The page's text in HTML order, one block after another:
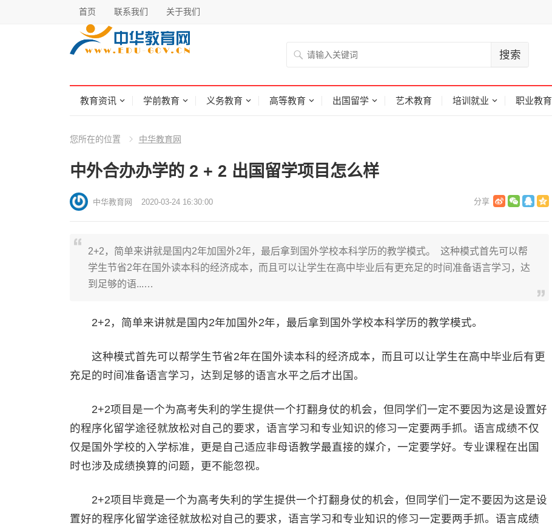
首页 联系我们 关于我们
教育资讯 学前教育 义务教育 高等教育 出国留学 艺术教育 培训就业 职业教育
您所在的位置 中华教育网
中外合办办学的 2 + 2 出国留学项目怎么样
中华教育网 2020-03-24 16:30:00
2+2，简单来讲就是国内2年加国外2年，最后拿到国外学校本科学历的教学模式。 这种模式首先可以帮
学生节省2年在国外读本科的经济成本，而且可以让学生在高中毕业后有更充足的时间准备语言学习，达
到足够的语...…
2+2，简单来讲就是国内2年加国外2年，最后拿到国外学校本科学历的教学模式。
这种模式首先可以帮学生节省2年在国外读本科的经济成本，而且可以让学生在高中毕业后有更
充足的时间准备语言学习，达到足够的语言水平之后才出国。
2+2项目是一个为高考失利的学生提供一个打翻身仗的机会，但同学们一定不要因为这是设置好
的程序化留学途径就放松对自己的要求，语言学习和专业知识的修习一定要两手抓。语言成绩不仅
仅是国外学校的入学标准，更是自己适应非母语教学最直接的媒介，一定要学好。专业课程在出国
时也涉及成绩换算的问题，更不能忽视。
2+2项目毕竟是一个为高考失利的学生提供一个打翻身仗的机会，但同学们一定不要因为这是设
置好的程序化留学途径就放松对自己的要求，语言学习和专业知识的修习一定要两手抓。语言成绩